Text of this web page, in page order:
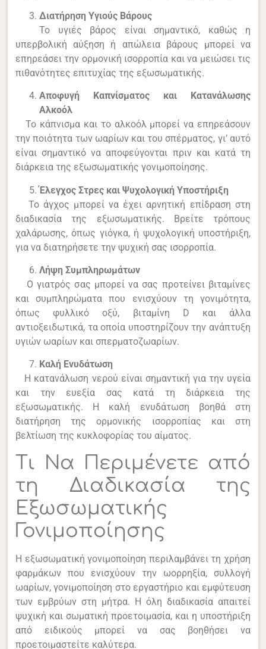
Διατήρηση Υγιούς Βάρους
Το υγιές βάρος είναι σημαντικό, καθώς η
υπερβολική αύξηση ή απώλεια βάρους μπορεί να
επηρεάσει την ορμονική ισορροπία και να μειώσει τις
πιθανότητες επιτυχίας της εξωσωματικής.
Αποφυγή Καπνίσματος και Κατανάλωσης
Αλκοόλ
Το κάπνισμα και το αλκοόλ μπορεί να επηρεάσουν
την ποιότητα των ωαρίων και του σπέρματος, γι’ αυτό
είναι σημαντικό να αποφεύγονται πριν και κατά τη
διάρκεια της εξωσωματικής γονιμοποίησης.
Έλεγχος Στρες και Ψυχολογική Υποστήριξη
Το άγχος μπορεί να έχει αρνητική επίδραση στη
διαδικασία της εξωσωματικής. Βρείτε τρόπους
χαλάρωσης, όπως γιόγκα, ή ψυχολογική υποστήριξη,
για να διατηρήσετε την ψυχική σας ισορροπία.
Λήψη Συμπληρωμάτων
Ο γιατρός σας μπορεί να σας προτείνει βιταμίνες
και συμπληρώματα που ενισχύουν τη γονιμότητα,
όπως φυλλικό οξύ, βιταμίνη D και άλλα
αντιοξειδωτικά, τα οποία υποστηρίζουν την ανάπτυξη
υγιών ωαρίων και σπερματοζωαρίων.
Καλή Ενυδάτωση
Η κατανάλωση νερού είναι σημαντική για την υγεία
και την ευεξία σας κατά τη διάρκεια της
εξωσωματικής. Η καλή ενυδάτωση βοηθά στη
διατήρηση της ορμονικής ισορροπίας και στη
βελτίωση της κυκλοφορίας του αίματος.
Τι Να Περιμένετε από
τη Διαδικασία της
Εξωσωματικής
Γονιμοποίησης
Η εξωσωματική γονιμοποίηση περιλαμβάνει τη χρήση
φαρμάκων που ενισχύουν την ωορρηξία, συλλογή
ωαρίων, γονιμοποίηση στο εργαστήριο και εμφύτευση
των εμβρύων στη μήτρα. Η όλη διαδικασία απαιτεί
ψυχική και σωματική προετοιμασία, και η υποστήριξη
από ειδικούς μπορεί να σας βοηθήσει να
προετοιμαστείτε καλύτερα.